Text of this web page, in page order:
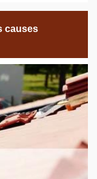
causes